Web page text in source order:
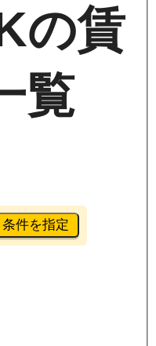
の賃
覧
条件を指定